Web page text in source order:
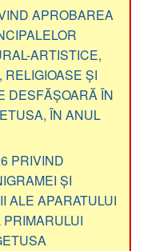
APROBAREA
ARTISTICE,
ȘI
DESFĂȘOARĂ ÎN
ÎN ANUL
PRIVIND
ȘI
ALE APARATULUI